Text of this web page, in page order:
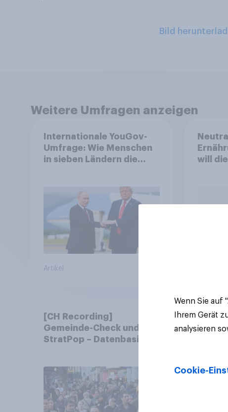
Bild
Weitere Umfragen anzeigen
Internationale YouGov-
Umfrage: Wie Menschen
in sieben Ländern die
Bedrohungen und
Bündnisse bewerten
Artikel
will
[CH Recording]
Gemeinde-Check und
StratPop – Datenbasierte
Wenn Sie auf
Ihrem Gerät
analysieren
Cookie-